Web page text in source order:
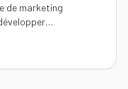
de marketing